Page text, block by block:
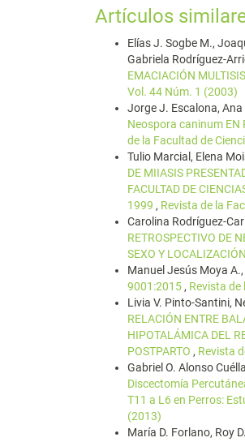
Artículos
Elías J. Sogbe M.,
Gabriela Rodríguez-
EMACIACIÓN
Vol. 44 Núm. 1 (2003)
Jorge J. Escalona, Ana
Neospora caninum EN
de la Facultad de
Tulio Marcial, Elena
DE MIIASIS
FACULTAD DE
1999 , Revista de la
Carolina Rodríguez-
RETROSPECTIVO DE
SEXO Y LOCALIZACIÓN
Manuel Jesús Moya A.,
9001:2015 , Revista de
Livia V. Pinto-Santini,
RELACIÓN ENTRE
HIPOTALÁMICA DEL
POSTPARTO , Revista
Gabriel O. Alonso
Discectomía
T11 a L6 en Perros:
(2013)
María D. Forlano, Roy